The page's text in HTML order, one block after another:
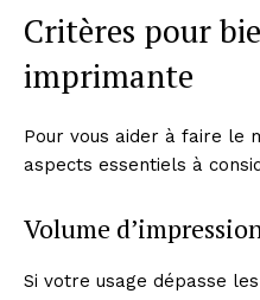
Critères pour
imprimante
Pour vous aider à faire le
aspects essentiels à
Volume
Si votre usage dépasse